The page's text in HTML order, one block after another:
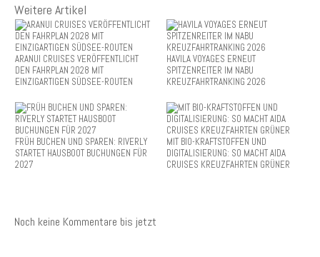
Weitere Artikel
ARANUI CRUISES VERÖFFENTLICHT
DEN FAHRPLAN 2028 MIT
EINZIGARTIGEN SÜDSEE-ROUTEN
HAVILA VOYAGES ERNEUT
SPITZENREITER IM NABU
KREUZFAHRTRANKING 2026
FRÜH BUCHEN UND SPAREN: RIVERLY
STARTET HAUSBOOT BUCHUNGEN FÜR
2027
MIT BIO-KRAFTSTOFFEN UND
DIGITALISIERUNG: SO MACHT AIDA
CRUISES KREUZFAHRTEN GRÜNER
Noch keine Kommentare bis jetzt